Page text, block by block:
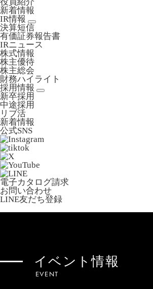
新着情報
IR情報
決算短信
有価証券報告書
IRニュース
株式情報
株主優待
株主総会
財務ハイライト
採用情報
新卒採用
中途採用
リブ活
新着情報
公式SNS
電子カタログ請求
お問い合わせ
LINE友だち登録
イベント情報
EVENT